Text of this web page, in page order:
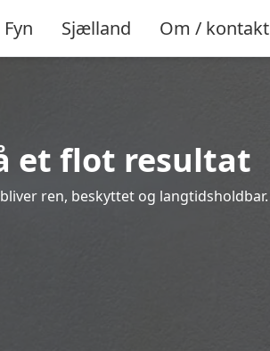
Fyn Sjælland Om / kontakt
et flot resultat
ren, beskyttet og langtidsholdbar.